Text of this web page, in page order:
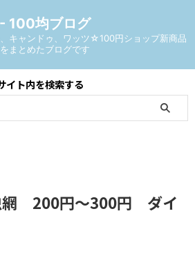
100均ブログ
キャンドゥ、ワッツ☆100円ショップ新商品
まとめたブログです
イト内を検索する
200円～300円 ダイ